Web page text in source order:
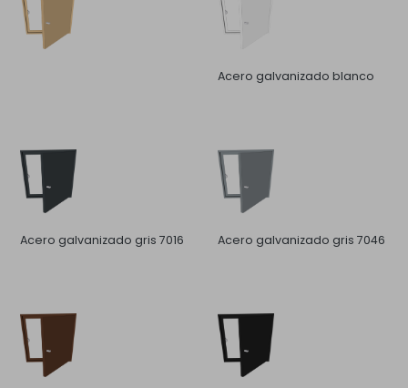
Acero galvanizado blanco
Acero galvanizado gris 7016 Acero galvanizado gris 7046